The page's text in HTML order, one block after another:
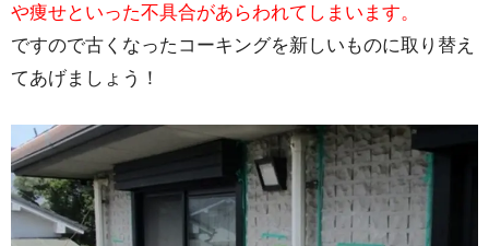
や痩せといった不具合があらわれてしまいます。
ですので古くなったコーキングを新しいものに取り替え
てあげましょう！